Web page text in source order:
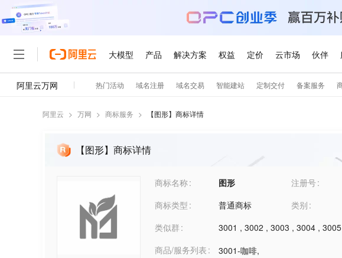
阿里云 > 万网 > 商标服务 > 【图形】商标详情
【图形】商标详情
商标名称 图形 注册号
商标类型
普通商标 类别
类似群
3001 , 3002 , 3003 , 3004 , 3005
商品/服务列表
3001-咖啡,